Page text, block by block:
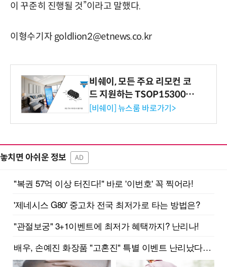
이 꾸준히 진행될 것”이라고 말했다.
이형수기자 goldlion2@etnews.co.kr
비쉐이, 모든 주요 리모컨 코
드 지원하는 TSOP15300 시
리즈 IR 수신기 출시
[비쉐이] 뉴스룸 바로가기>
놓치면 아쉬운 정보 AD